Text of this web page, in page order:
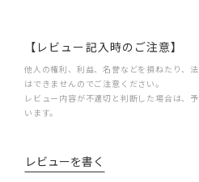
【レビュー記入時のご注意】
他人の権利、利益、名誉などを損ねたり、
はできませんのでご注意ください。
レビュー内容が不適切と判断した場合は、
います。
レビューを書く